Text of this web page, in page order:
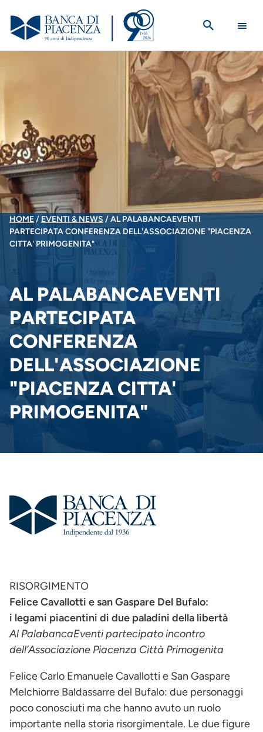
contenuto
principale
BRICIOLE
DI
PANE
HOME EVENTI & NEWS
AL PALABANCAEVENTI
PARTECIPATA CONFERENZA DELL'ASSOCIAZIONE "PIACENZA
CITTA' PRIMOGENITA"
AL PALABANCAEVENTI
PARTECIPATA
CONFERENZA
DELL'ASSOCIAZIONE
"PIACENZA CITTA'
PRIMOGENITA"
RISORGIMENTO
Felice Cavallotti e san Gaspare Del Bufalo:
i legami piacentini di due paladini della libertà
Al PalabancaEventi partecipato incontro
dell’Associazione Piacenza Città Primogenita
Felice Carlo Emanuele Cavallotti e San Gaspare
Melchiorre Baldassarre del Bufalo: due personaggi
poco conosciuti ma che hanno avuto un ruolo
importante nella storia risorgimentale. Le due figure